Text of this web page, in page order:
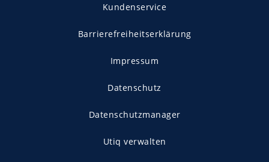
Kundenservice
Barrierefreiheitserklärung
Impressum
Datenschutz
Datenschutzmanager
Utiq verwalten